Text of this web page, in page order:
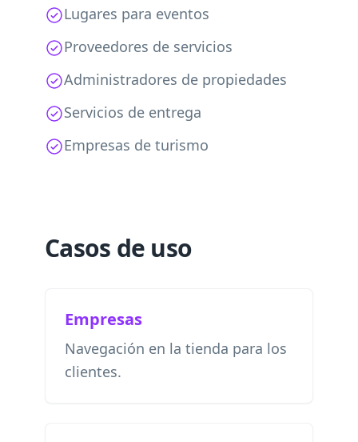
Lugares para eventos
Proveedores de servicios
Administradores de propiedades
Servicios de entrega
Empresas de turismo
Casos de uso
Empresas
Navegación en la tienda para los
clientes.